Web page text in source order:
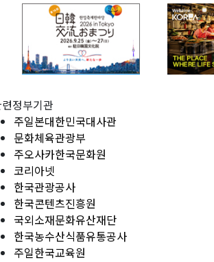
정부기관
주일본대한민국대사관
문화체육관광부
주오사카한국문화원
코리아넷
한국관광공사
한국콘텐츠진흥원
국외소재문화유산재단
한국농수산식품유통공사
주일한국교육원